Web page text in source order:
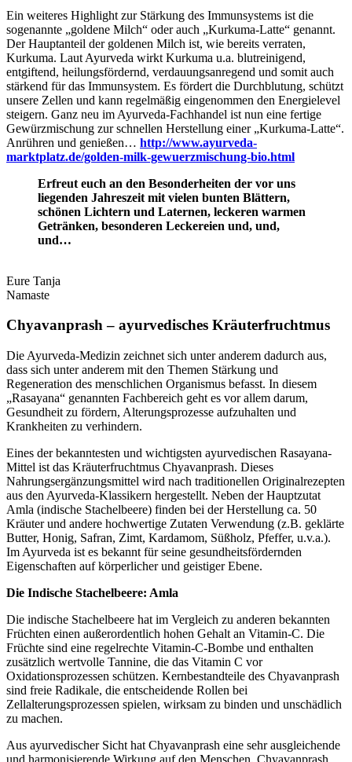
Ein weiteres Highlight zur Stärkung des Immunsystems ist die
sogenannte „goldene Milch“ oder auch „Kurkuma-Latte“ genannt.
Der Hauptanteil der goldenen Milch ist, wie bereits verraten,
Kurkuma. Laut Ayurveda wirkt Kurkuma u.a. blutreinigend,
entgiftend, heilungsfördernd, verdauungsanregend und somit auch
stärkend für das Immunsystem. Es fördert die Durchblutung, schützt
unsere Zellen und kann regelmäßig eingenommen den Energielevel
steigern. Ganz neu im Ayurveda-Fachhandel ist nun eine fertige
Gewürzmischung zur schnellen Herstellung einer „Kurkuma-Latte“.
Anrühren und genießen… http://www.ayurveda-
marktplatz.de/golden-milk-gewuerzmischung-bio.html
Erfreut euch an den Besonderheiten der vor uns
liegenden Jahreszeit mit vielen bunten Blättern,
schönen Lichtern und Laternen, leckeren warmen
Getränken, besonderen Leckereien und, und,
und…
Eure Tanja
Namaste
Chyavanprash – ayurvedisches Kräuterfruchtmus
Die Ayurveda-Medizin zeichnet sich unter anderem dadurch aus,
dass sich unter anderem mit den Themen Stärkung und
Regeneration des menschlichen Organismus befasst. In diesem
„Rasayana“ genannten Fachbereich geht es vor allem darum,
Gesundheit zu fördern, Alterungsprozesse aufzuhalten und
Krankheiten zu verhindern.
Eines der bekanntesten und wichtigsten ayurvedischen Rasayana-
Mittel ist das Kräuterfruchtmus Chyavanprash. Dieses
Nahrungsergänzungsmittel wird nach traditionellen Originalrezepten
aus den Ayurveda-Klassikern hergestellt. Neben der Hauptzutat
Amla (indische Stachelbeere) finden bei der Herstellung ca. 50
Kräuter und andere hochwertige Zutaten Verwendung (z.B. geklärte
Butter, Honig, Safran, Zimt, Kardamom, Süßholz, Pfeffer, u.v.a.).
Im Ayurveda ist es bekannt für seine gesundheitsfördernden
Eigenschaften auf körperlicher und geistiger Ebene.
Die Indische Stachelbeere: Amla
Die indische Stachelbeere hat im Vergleich zu anderen bekannten
Früchten einen außerordentlich hohen Gehalt an Vitamin-C. Die
Früchte sind eine regelrechte Vitamin-C-Bombe und enthalten
zusätzlich wertvolle Tannine, die das Vitamin C vor
Oxidationsprozessen schützen. Kernbestandteile des Chyavanprash
sind freie Radikale, die entscheidende Rollen bei
Zellalterungsprozessen spielen, wirksam zu binden und unschädlich
zu machen.
Aus ayurvedischer Sicht hat Chyavanprash eine sehr ausgleichende